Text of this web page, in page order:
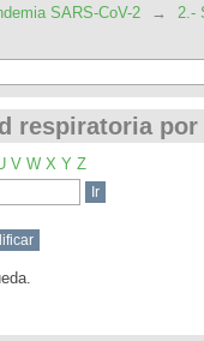
SARS-CoV-2 →
2.-
respiratoria por
V W X Y Z